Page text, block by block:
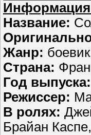
Название:
Жанр:
Страна:
Год выпуска:
Режиссер:
В ролях:
Брайан